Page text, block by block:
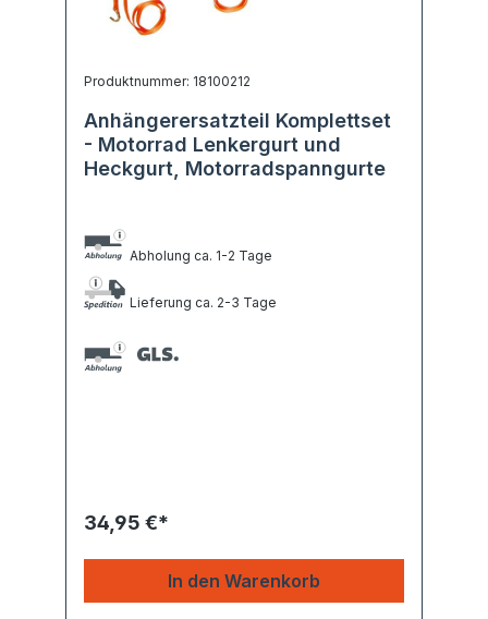
Produktnummer: 18100212
Anhängerersatzteil Komplettset
- Motorrad Lenkergurt und
Heckgurt, Motorradspanngurte
Abholung ca. 1-2 Tage
Lieferung ca. 2-3 Tage
34,95 €*
In den Warenkorb